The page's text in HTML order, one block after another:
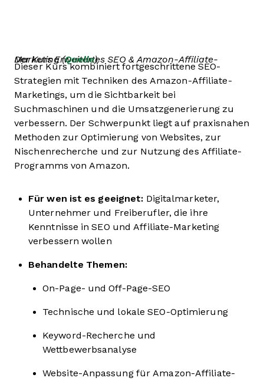
Der Kurs Erweitertes SEO & Amazon-Affiliate-Marketing (Quelle)
Dieser Kurs kombiniert fortgeschrittene SEO-
Strategien mit Techniken des Amazon-Affiliate-
Marketings, um die Sichtbarkeit bei
Suchmaschinen und die Umsatzgenerierung zu
verbessern. Der Schwerpunkt liegt auf praxisnahen
Methoden zur Optimierung von Websites, zur
Nischenrecherche und zur Nutzung des Affiliate-
Programms von Amazon.
Für wen ist es geeignet: Digitalmarketer,
Unternehmer und Freiberufler, die ihre
Kenntnisse in SEO und Affiliate-Marketing
verbessern wollen
Behandelte Themen:
On-Page- und Off-Page-SEO
Technische und lokale SEO-Optimierung
Keyword-Recherche und
Wettbewerbsanalyse
Website-Anpassung für Amazon-Affiliate-